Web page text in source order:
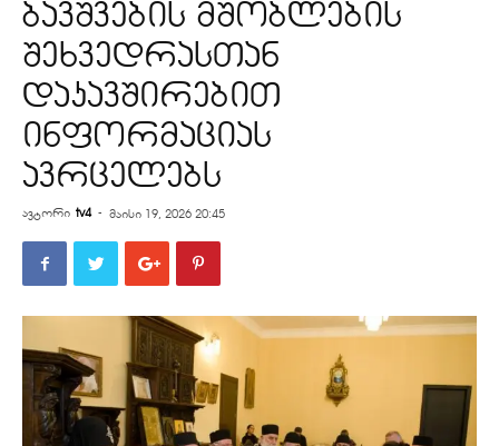
ბავშვების მშობლების
შეხვედრასთან
დაკავშირებით
ინფორმაციას
ავრცელებს
ავტორი tv4 - მაისი 19, 2026 20:45